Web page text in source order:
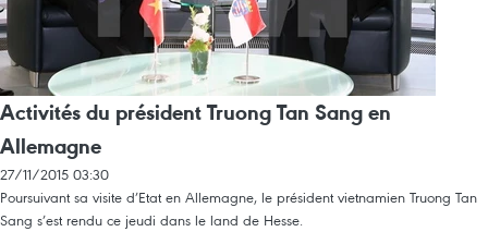
Activités du président Truong Tan Sang en
Allemagne
27/11/2015 03:30
Poursuivant sa visite d’Etat en Allemagne, le président vietnamien Truong Tan
Sang s’est rendu ce jeudi dans le land de Hesse.